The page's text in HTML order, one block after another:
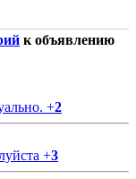
к объявлению
+2
+3